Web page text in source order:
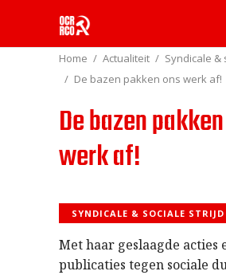
Home Actualiteit
Syndicale &
De bazen pakken ons werk af!
De bazen
werk af!
SYNDICALE & SOCIALE STRIJD
Met haar geslaagde acties
publicaties tegen sociale